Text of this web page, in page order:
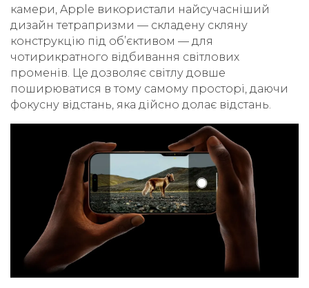
камери, Apple використали найсучасніший
дизайн тетрапризми — складену скляну
конструкцію під об’єктивом — для
чотирикратного відбивання світлових
променів. Це дозволяє світлу довше
поширюватися в тому самому просторі, даючи
фокусну відстань, яка дійсно долає відстань.